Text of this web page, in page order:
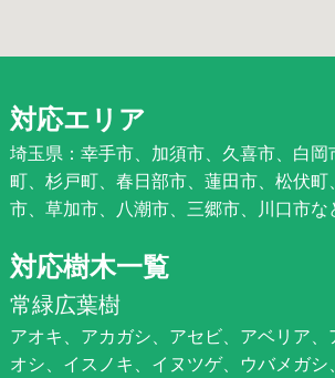
対応エリア
埼玉県：幸手市、加須市、久喜市、白
町、杉戸町、春日部市、蓮田市、松伏町
市、草加市、八潮市、三郷市、川口市
対応樹木一覧
常緑広葉樹
アオキ、アカガシ、アセビ、アベリア、
オシ、イスノキ、イヌツゲ、ウバメガシ